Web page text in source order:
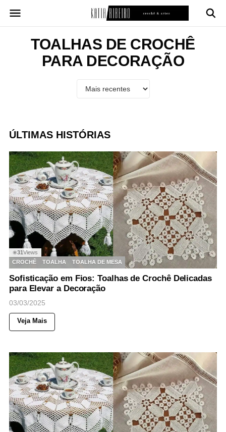
para
conteúdoTOALHAS DE CROCHÊ
PARA DECORAÇÃO
ÚLTIMAS HISTÓRIAS
◉31Views
CROCHÊ
TOALHA TOALHA DE MESA
Sofisticação em Fios: Toalhas de Crochê Delicadas
para Elevar a Decoração
03/03/2025
Veja Mais